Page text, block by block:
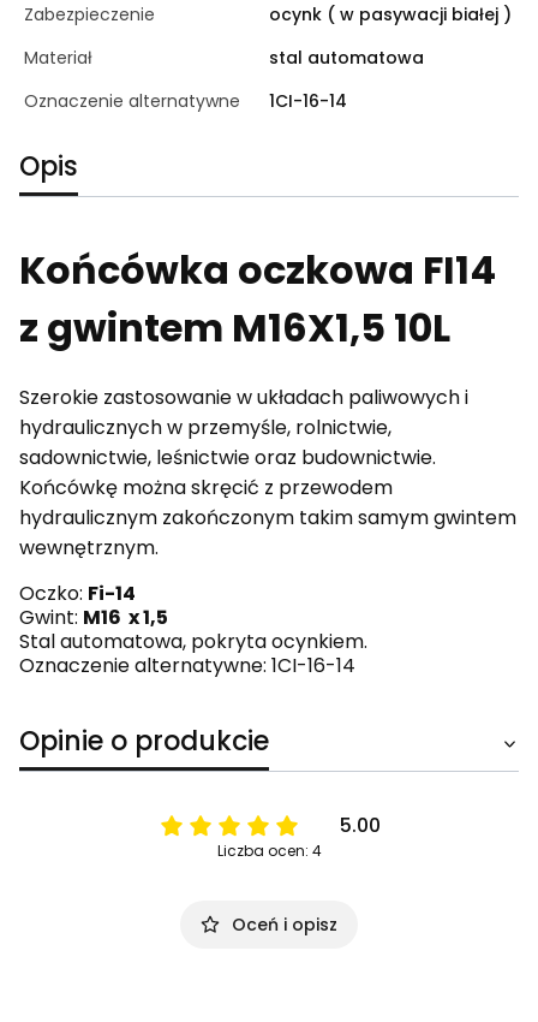
Zabezpieczenie
ocynk ( w pasywacji białej )
Materiał
stal automatowa
Oznaczenie alternatywne
1CI-16-14
Opis
Końcówka oczkowa FI14
z gwintem M16X1,5 10L
Szerokie zastosowanie w układach paliwowych i
hydraulicznych w przemyśle, rolnictwie,
sadownictwie, leśnictwie oraz budownictwie.
Końcówkę można skręcić z przewodem
hydraulicznym zakończonym takim samym gwintem
wewnętrznym.
Oczko: Fi-14
Gwint: M16 x 1,5
Stal automatowa, pokryta ocynkiem.
Oznaczenie alternatywne: 1CI-16-14
Opinie o produkcie
5.00
Liczba ocen: 4
Oceń i opisz